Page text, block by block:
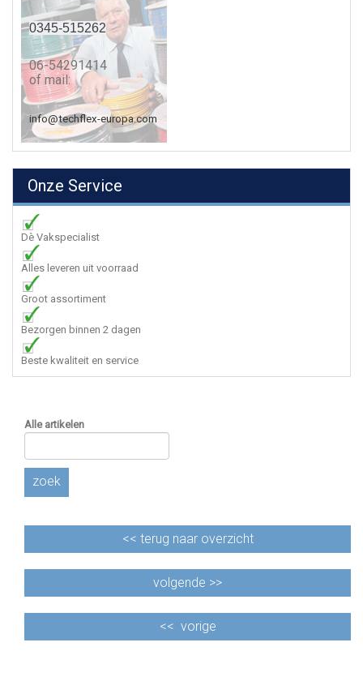
0345-515262
06-54291414
of mail:
info@techflex-europa.com
Onze Service
Dè Vakspecialist
Alles leveren uit voorraad
Groot assortiment
Bezorgen binnen 2 dagen
Beste kwaliteit en service
Alle artikelen
zoek
<< terug naar overzicht
volgende >>
<< vorige